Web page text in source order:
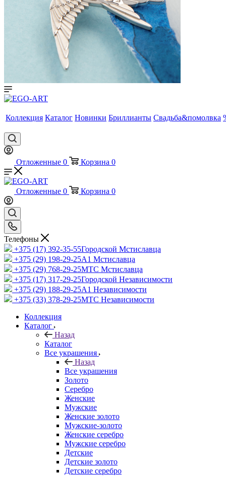
Коллекция Каталог Новинки Бриллианты Свадьба&помолвка
Отложенные 0 Корзина 0
Отложенные 0 Корзина 0
Телефоны
+375 (17) 392-35-55Городской Мстиславца
+375 (29) 198-29-25A1 Мстиславца
+375 (29) 768-29-25МТС Мстиславца
+375 (17) 317-29-25Городской Независимости
+375 (29) 188-29-25A1 Независимости
+375 (33) 378-29-25МТС Независимости
Коллекция
Каталог
Назад
Каталог
Все украшения
Назад
Все украшения
Золото
Серебро
Женские
Мужские
Женские золото
Мужские-золото
Женские серебро
Мужские серебро
Детские
Детские золото
Детские серебро